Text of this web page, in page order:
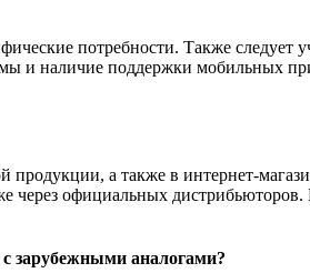
потребности. Также следует
и наличие поддержки мобильных
а также в интернет-
официальных
зарубежными аналогами?